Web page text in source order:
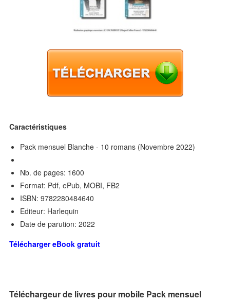
Caractéristiques
Pack mensuel Blanche - 10 romans (Novembre 2022)
Nb. de pages: 1600
Format: Pdf, ePub, MOBI, FB2
ISBN: 9782280484640
Editeur: Harlequin
Date de parution: 2022
Télécharger eBook gratuit
Téléchargeur de livres pour mobile Pack mensuel